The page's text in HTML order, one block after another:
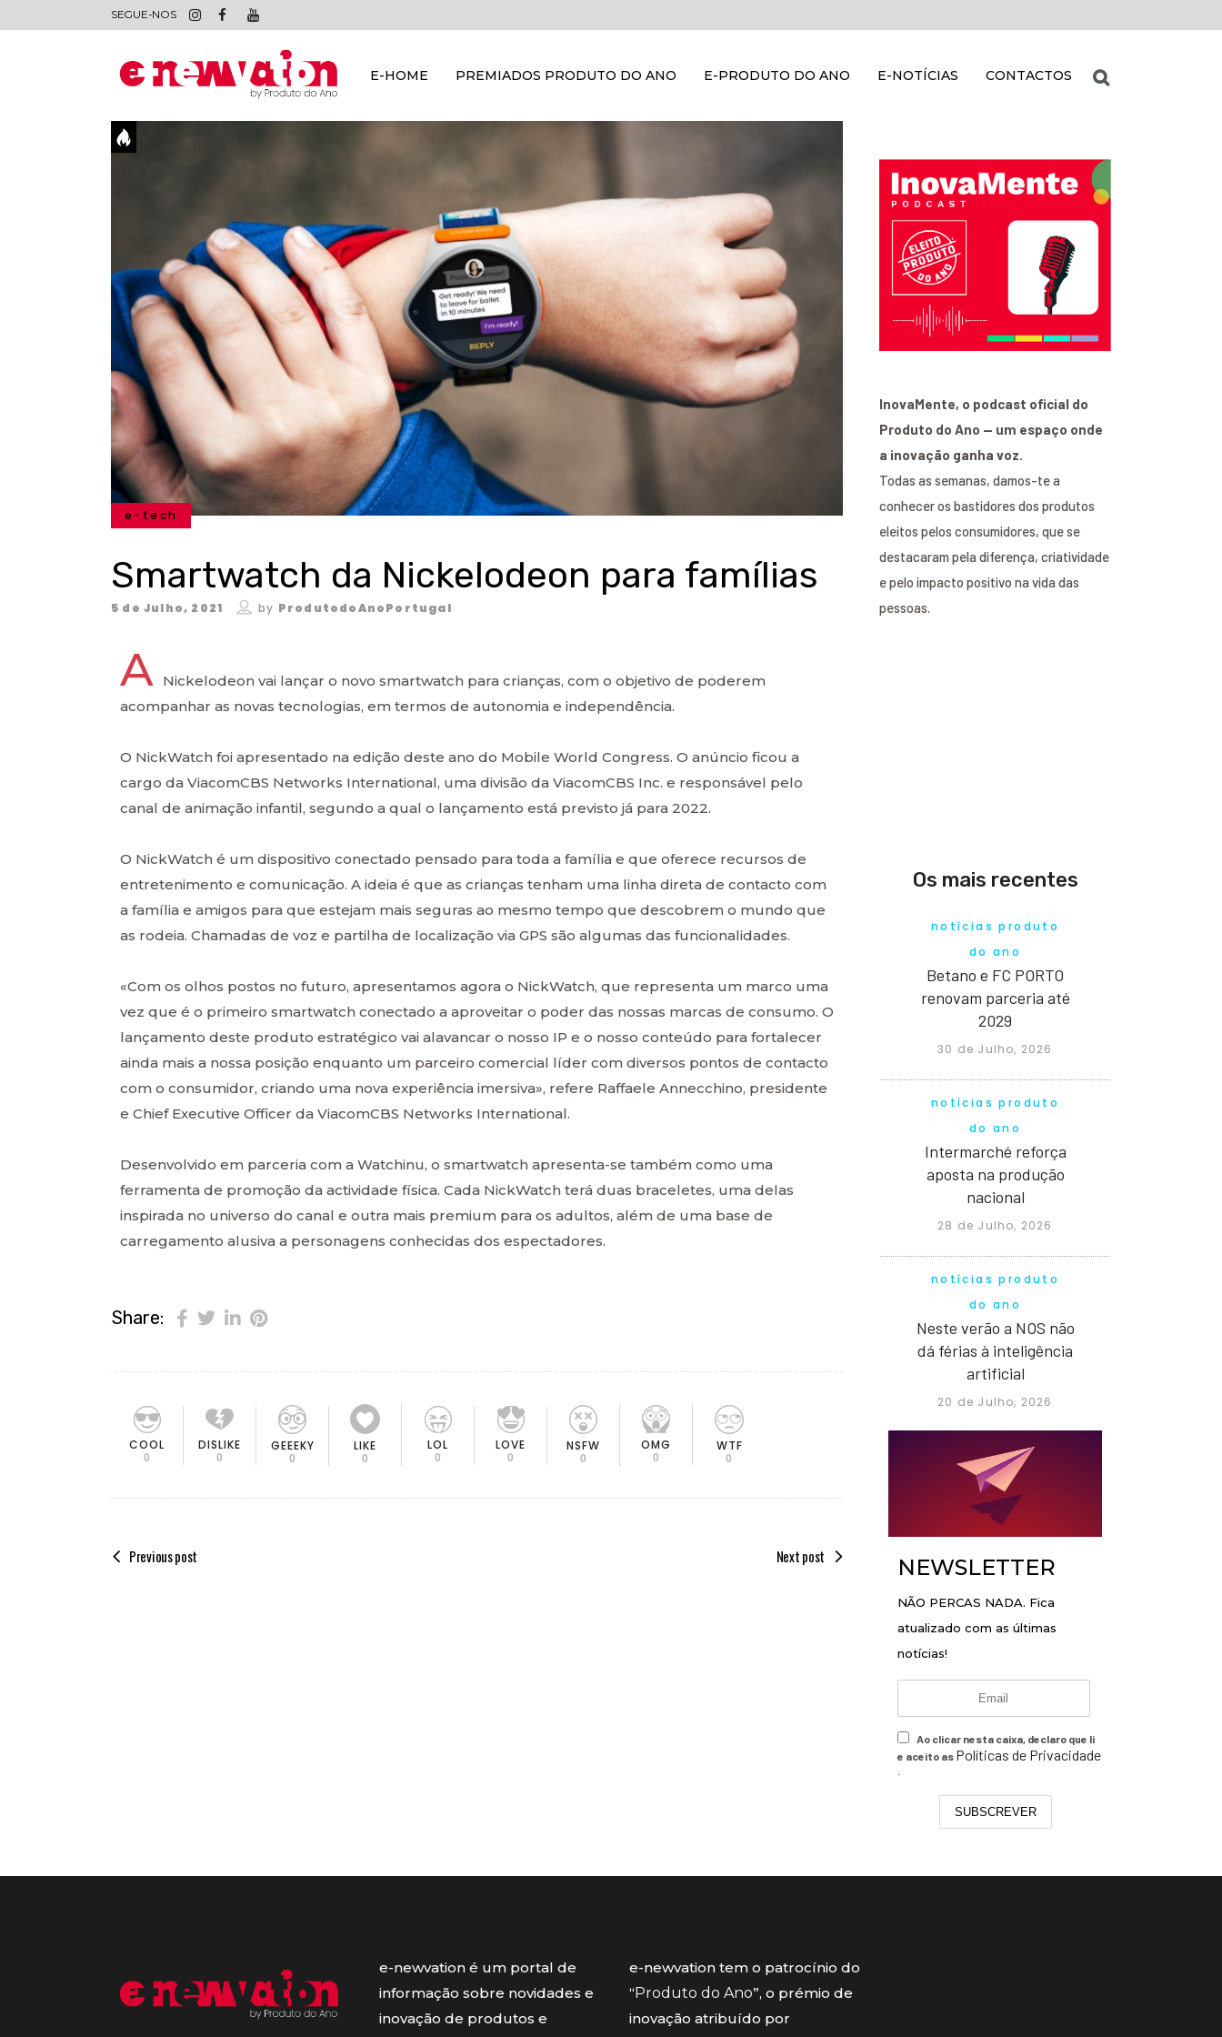
SEGUE-NOS
E-HOME PREMIADOS PRODUTO DO ANO E-PRODUTO DO ANO E-NOTÍCIAS CONTACTOS
e-tech
Smartwatch da Nickelodeon para famílias
5 de Julho, 2021 by ProdutodoAnoPortugal
A Nickelodeon vai lançar o novo smartwatch para crianças, com o objetivo de poderem
acompanhar as novas tecnologias, em termos de autonomia e independência.
O NickWatch foi apresentado na edição deste ano do Mobile World Congress. O anúncio ficou a
cargo da ViacomCBS Networks International, uma divisão da ViacomCBS Inc. e responsável pelo
canal de animação infantil, segundo a qual o lançamento está previsto já para 2022.
O NickWatch é um dispositivo conectado pensado para toda a família e que oferece recursos de
entretenimento e comunicação. A ideia é que as crianças tenham uma linha direta de contacto com
a família e amigos para que estejam mais seguras ao mesmo tempo que descobrem o mundo que
as rodeia. Chamadas de voz e partilha de localização via GPS são algumas das funcionalidades.
«Com os olhos postos no futuro, apresentamos agora o NickWatch, que representa um marco uma
vez que é o primeiro smartwatch conectado a aproveitar o poder das nossas marcas de consumo. O
lançamento deste produto estratégico vai alavancar o nosso IP e o nosso conteúdo para fortalecer
ainda mais a nossa posição enquanto um parceiro comercial líder com diversos pontos de contacto
com o consumidor, criando uma nova experiência imersiva», refere Raffaele Annecchino, presidente
e Chief Executive Officer da ViacomCBS Networks International.
Desenvolvido em parceria com a Watchinu, o smartwatch apresenta-se também como uma
ferramenta de promoção da actividade física. Cada NickWatch terá duas braceletes, uma delas
inspirada no universo do canal e outra mais premium para os adultos, além de uma base de
carregamento alusiva a personagens conhecidas dos espectadores.
Share:
COOL
0
DISLIKE
0
GEEEKY
0
LIKE
0
LOL
0
LOVE
0
NSFW
0
OMG
0
WTF
0
Previous post Next post
InovaMente, o podcast oficial do
Produto do Ano — um espaço onde
a inovação ganha voz.
Todas as semanas, damos-te a
conhecer os bastidores dos produtos
eleitos pelos consumidores, que se
destacaram pela diferença, criatividade
e pelo impacto positivo na vida das
pessoas.
Os mais recentes
notícias produto
do ano
Betano e FC PORTO
renovam parceria até
2029
30 de Julho, 2026
notícias produto
do ano
Intermarché reforça
aposta na produção
nacional
28 de Julho, 2026
notícias produto
do ano
Neste verão a NOS não
dá férias à inteligência
artificial
20 de Julho, 2026
NEWSLETTER
NÃO PERCAS NADA. Fica
atualizado com as últimas
notícias!
Ao clicar nesta caixa, declaro que li
e aceito as Políticas de Privacidade
.
SUBSCREVER
e-newvation é um portal de
informação sobre novidades e
inovação de produtos e
e-newvation tem o patrocínio do
“ Produto do Ano”, o prémio de
inovação atribuído por